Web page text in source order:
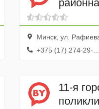
Минск, ул.
+375 (17) 274-29-...
11-я